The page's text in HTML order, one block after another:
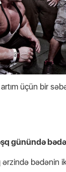
üçün bir
günündə
bədənin